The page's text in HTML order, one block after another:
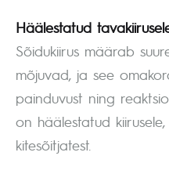
Häälestatud
Sõidukiirus määrab
mõjuvad, ja see
painduvust ning
on häälestatud
kitesõitjatest.